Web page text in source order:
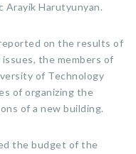
Harutyunyan.
on the results of
the members of
of Technology
of organizing the
of a new building.
the budget of the